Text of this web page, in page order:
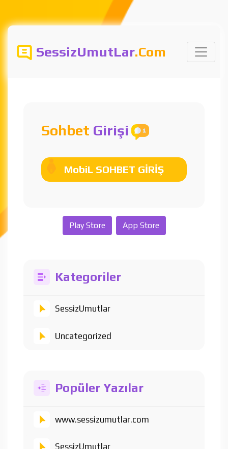
SessizUmutLar.Com
Sohbet Girişi
MobiL SOHBET GİRİŞ
Play Store App Store
Kategoriler
SessizUmutlar
Uncategorized
Popüler Yazılar
www.sessizumutlar.com
SessizUmutlar